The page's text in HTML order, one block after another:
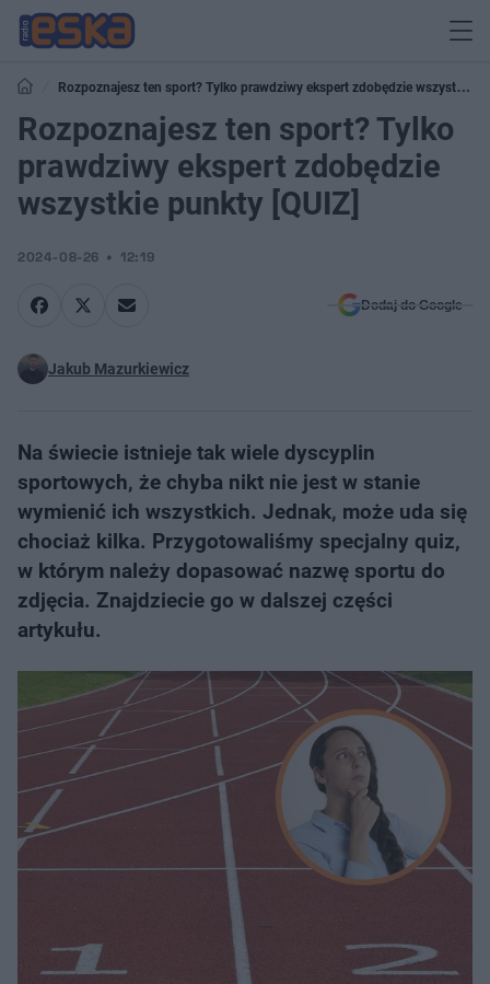
Rozpoznajesz ten sport? Tylko prawdziwy ekspert zdobędzie wszystkie
punkty [QUIZ]
Rozpoznajesz ten sport? Tylko
prawdziwy ekspert zdobędzie
wszystkie punkty [QUIZ]
2024-08-26 12:19
Dodaj do Google
Jakub Mazurkiewicz
Na świecie istnieje tak wiele dyscyplin
sportowych, że chyba nikt nie jest w stanie
wymienić ich wszystkich. Jednak, może uda się
chociaż kilka. Przygotowaliśmy specjalny quiz,
w którym należy dopasować nazwę sportu do
zdjęcia. Znajdziecie go w dalszej części
artykułu.